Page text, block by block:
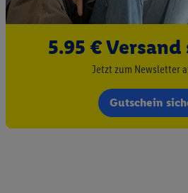
5.95 € Versand
Jetzt zum Newsletter
Gutschein